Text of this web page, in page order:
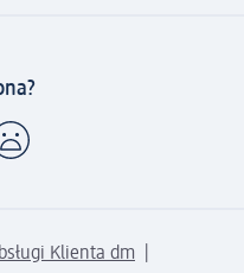
Klienta dm